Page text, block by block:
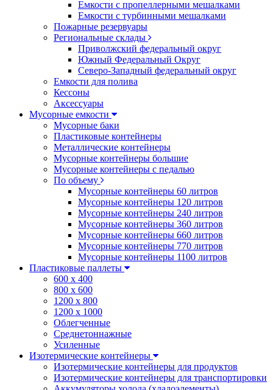
Емкости с пропеллерными мешалками
Емкости с турбинными мешалками
Пожарные резервуары
Региональные склады
Приволжский федеральный округ
Южный Федеральный Округ
Северо-Западный федеральный округ
Емкости для полива
Кессоны
Аксессуары
Мусорные емкости
Мусорные баки
Пластиковые контейнеры
Металлические контейнеры
Мусорные контейнеры большие
Мусорные контейнеры с педалью
По объему
Мусорные контейнеры 60 литров
Мусорные контейнеры 120 литров
Мусорные контейнеры 240 литров
Мусорные контейнеры 360 литров
Мусорные контейнеры 660 литров
Мусорные контейнеры 770 литров
Мусорные контейнеры 1100 литров
Пластиковые паллеты
600 х 400
800 х 600
1200 х 800
1200 х 1000
Облегченные
Среднетоннажные
Усиленные
Изотермические контейнеры
Изотермические контейнеры для продуктов
Изотермические контейнеры для транспортировки